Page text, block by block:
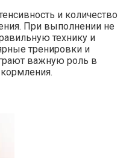
и количество
При выполнении не
технику и
тренировки и
важную роль в